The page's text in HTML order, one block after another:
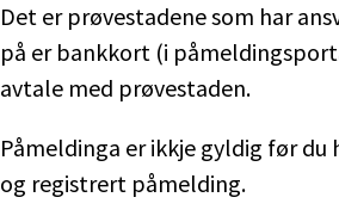
Det er prøvestadene som har
på er bankkort (i
avtale med prøvestaden.
Påmeldinga er ikkje gyldig før
og registrert påmelding.